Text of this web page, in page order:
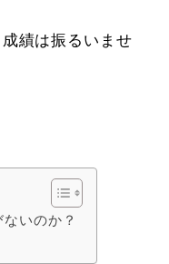
績は振るいませ
いのか？